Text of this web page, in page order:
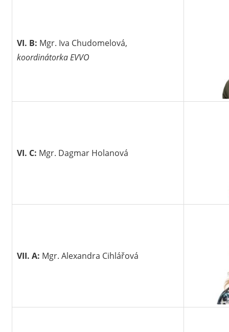
VI. B: Mgr. Iva Chudomelová,
koordinátorka EVVO
VI. C: Mgr. Dagmar Holanová
VII. A: Mgr. Alexandra Cihlářová